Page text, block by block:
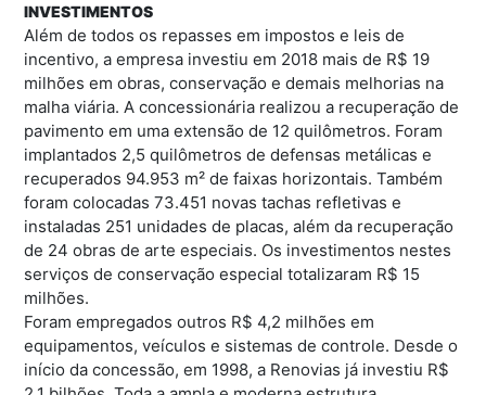
INVESTIMENTOS
Além de todos os repasses em impostos e leis de
incentivo, a empresa investiu em 2018 mais de R$ 19
milhões em obras, conservação e demais melhorias na
malha viária. A concessionária realizou a recuperação de
pavimento em uma extensão de 12 quilômetros. Foram
implantados 2,5 quilômetros de defensas metálicas e
recuperados 94.953 m² de faixas horizontais. Também
foram colocadas 73.451 novas tachas refletivas e
instaladas 251 unidades de placas, além da recuperação
de 24 obras de arte especiais. Os investimentos nestes
serviços de conservação especial totalizaram R$ 15
milhões.
Foram empregados outros R$ 4,2 milhões em
equipamentos, veículos e sistemas de controle. Desde o
início da concessão, em 1998, a Renovias já investiu R$